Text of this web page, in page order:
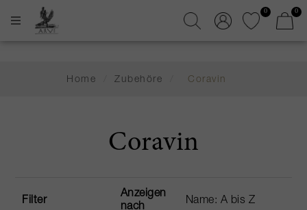
0 0
Home Zubehöre Coravin
Coravin
Filter
Anzeigen
nach